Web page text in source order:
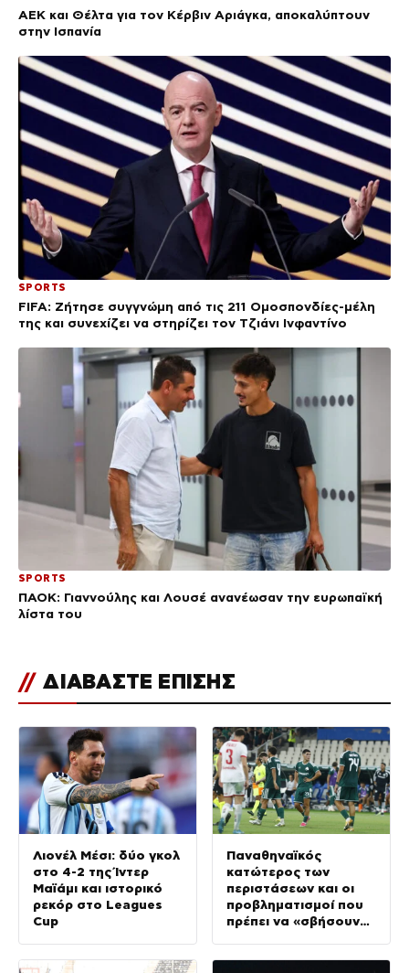
ΑΕΚ και Θέλτα για τον Κέρβιν Αριάγκα, αποκαλύπτουν
στην Ισπανία
SPORTS
FIFA: Ζήτησε συγγνώμη από τις 211 Ομοσπονδίες-μέλη
της και συνεχίζει να στηρίζει τον Τζιάνι Ινφαντίνο
SPORTS
ΠΑΟΚ: Γιαννούλης και Λουσέ ανανέωσαν την ευρωπαϊκή
λίστα του
// ΔΙΑΒΑΣΤΕ ΕΠΙΣΗΣ
Λιονέλ Μέσι: δύο γκολ
στο 4-2 της Ίντερ
Μαϊάμι και ιστορικό
ρεκόρ στο Leagues
Cup
Παναθηναϊκός
κατώτερος των
περιστάσεων και οι
προβληματισμοί που
πρέπει να «σβήσουν»